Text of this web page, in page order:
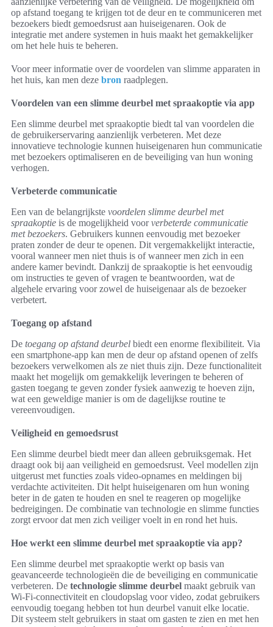
op afstand toegang te krijgen tot de deur en te communiceren met
bezoekers biedt gemoedsrust aan huiseigenaren. Ook de
integratie met andere systemen in huis maakt het gemakkelijker
om het hele huis te beheren.
Voor meer informatie over de voordelen van slimme apparaten in
het huis, kan men deze bron raadplegen.
Voordelen van een slimme deurbel met spraakoptie via app
Een slimme deurbel met spraakoptie biedt tal van voordelen die
de gebruikerservaring aanzienlijk verbeteren. Met deze
innovatieve technologie kunnen huiseigenaren hun communicatie
met bezoekers optimaliseren en de beveiliging van hun woning
verhogen.
Verbeterde communicatie
Een van de belangrijkste voordelen slimme deurbel met
spraakoptie is de mogelijkheid voorverbeterde communicatie
met bezoekers. Gebruikers kunnen eenvoudig met bezoeker
praten zonder de deur te openen. Dit vergemakkelijkt interactie,
vooral wanneer men niet thuis is of wanneer men zich in een
andere kamer bevindt. Dankzij de spraakoptie is het eenvoudig
om instructies te geven of vragen te beantwoorden, wat de
algehele ervaring voor zowel de huiseigenaar als de bezoeker
verbetert.
Toegang op afstand
De toegang op afstand deurbel biedt een enorme flexibiliteit. Via
een smartphone-app kan men de deur op afstand openen of zelfs
bezoekers verwelkomen als ze niet thuis zijn. Deze functionaliteit
maakt het mogelijk om gemakkelijk leveringen te beheren of
gasten toegang te geven zonder fysiek aanwezig te hoeven zijn,
wat een geweldige manier is om de dagelijkse routine te
vereenvoudigen.
Veiligheid en gemoedsrust
Een slimme deurbel biedt meer dan alleen gebruiksgemak. Het
draagt ook bij aan veiligheid en gemoedsrust. Veel modellen zijn
uitgerust met functies zoals video-opnames en meldingen bij
verdachte activiteiten. Dit helpt huiseigenaren om hun woning
beter in de gaten te houden en snel te reageren op mogelijke
bedreigingen. De combinatie van technologie en slimme functies
zorgt ervoor dat men zich veiliger voelt in en rond het huis.
Hoe werkt een slimme deurbel met spraakoptie via app?
Een slimme deurbel met spraakoptie werkt op basis van
geavanceerde technologieën die de beveiliging en communicatie
verbeteren. De technologie slimme deurbel maakt gebruik van
Wi-Fi-connectiviteit en cloudopslag voor video, zodat gebruikers
eenvoudig toegang hebben tot hun deurbel vanuit elke locatie.
Dit systeem stelt gebruikers in staat om gasten te zien en met hen